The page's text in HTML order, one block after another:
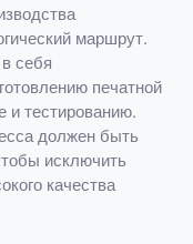
маршрут.
себя
печатной
и тестированию.
должен быть
исключить
качества